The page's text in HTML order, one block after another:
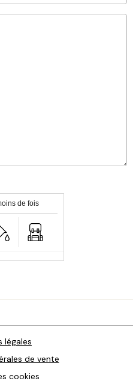
de fois
légales
de vente
cookies